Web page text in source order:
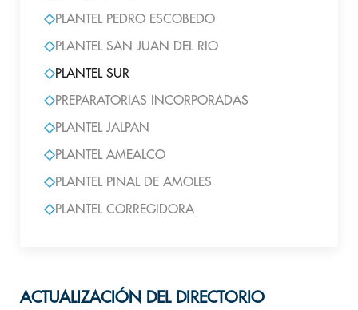
PLANTEL PEDRO ESCOBEDO
PLANTEL SAN JUAN DEL RIO
PLANTEL SUR
PREPARATORIAS INCORPORADAS
PLANTEL JALPAN
PLANTEL AMEALCO
PLANTEL PINAL DE AMOLES
PLANTEL CORREGIDORA
ACTUALIZACIÓN DEL DIRECTORIO